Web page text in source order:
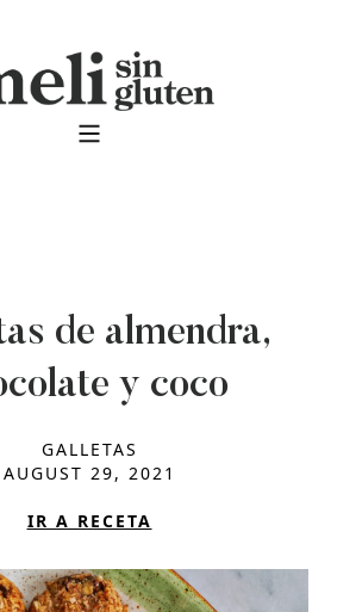
de almendra,
y coco
GALLETAS
AUGUST 29, 2021
IR A RECETA